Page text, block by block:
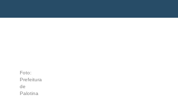
Foto:
Prefeitura
de
Palotina